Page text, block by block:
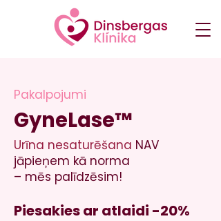
Pakalpojumi
GyneLase™
Urīna nesaturēšana NAV
jāpieņem kā norma
– mēs palīdzēsim!
Piesakies ar atlaidi -20%